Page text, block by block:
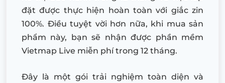
đặt được thực hiện hoàn toàn với giắc zin
100%. Điều tuyệt vời hơn nữa, khi mua sản
phẩm này, bạn sẽ nhận được phần mềm
Vietmap Live miễn phí trong 12 tháng.
Đây là một gói trải nghiệm toàn diện và